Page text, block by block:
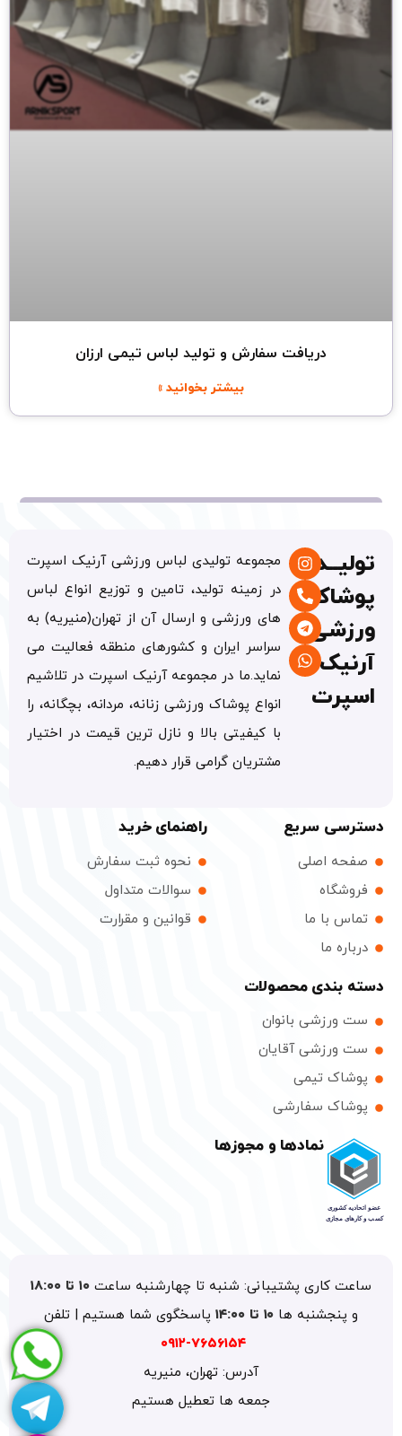
دریافت سفارش و تولید لباس تیمی ارزان
بیشتر بخوانید »
تولیــدی
پوشاک
ورزشی
آرنیک
اسپرت
مجموعه تولیدی لباس ورزشی آرنیک اسپرت
در زمینه تولید، تامین و توزیع انواع لباس
های ورزشی و ارسال آن از تهران(منیریه) به
سراسر ایران و کشورهای منطقه فعالیت می
نماید.ما در مجموعه آرنیک اسپرت در تلاشیم
انواع پوشاک ورزشی زنانه، مردانه، بچگانه، را
با کیفیتی بالا و نازل ترین قیمت در اختیار
مشتریان گرامی قرار دهیم.
دسترسی سریع
صفحه اصلی
فروشگاه
تماس با ما
درباره ما
راهنمای خرید
نحوه ثبت سفارش
سوالات متداول
قوانین و مقرارت
دسته بندی محصولات
ست ورزشی بانوان
ست ورزشی آقایان
پوشاک تیمی
پوشاک سفارشی
نمادها و مجوزها
ساعت کاری پشتیبانی: شنبه تا چهارشنبه ساعت ۱۰ تا ۱۸:۰۰
و پنجشنبه ها ۱۰ تا ۱۴:۰۰
پاسخگوی شما هستیم | تلفن
۷۶۵۶۱۵۴-۰۹۱۲
آدرس: تهران، منیریه
جمعه ها تعطیل هستیم